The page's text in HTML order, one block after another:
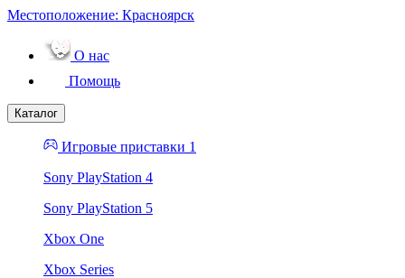
Местоположение: Красноярск
О нас
Помощь
Каталог
Игровые приставки 1
Sony PlayStation 4
Sony PlayStation 5
Xbox One
Xbox Series